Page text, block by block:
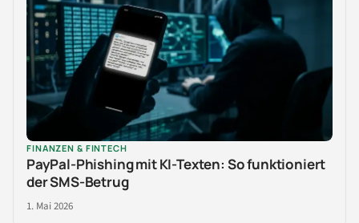
FINANZEN & FINTECH
PayPal-Phishing mit KI-Texten: So funktioniert
der SMS-Betrug
1. Mai 2026